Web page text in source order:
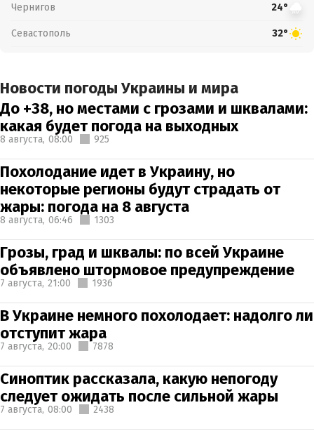
Чернигов 24°
Севастополь 32°
Новости погоды Украины и мира
До +38, но местами с грозами и шквалами:
какая будет погода на выходных
8 августа, 08:00 925
Похолодание идет в Украину, но
некоторые регионы будут страдать от
жары: погода на 8 августа
8 августа, 06:46 1303
Грозы, град и шквалы: по всей Украине
объявлено штормовое предупреждение
7 августа, 21:00 1936
В Украине немного похолодает: надолго ли
отступит жара
7 августа, 20:00 7878
Синоптик рассказала, какую непогоду
следует ожидать после сильной жары
7 августа, 08:00 2438